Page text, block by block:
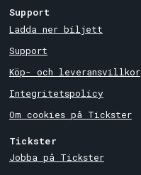
Support
Ladda ner biljett
Support
Köp- och leveransvillkor
Integritetspolicy
Om cookies på Tickster
Tickster
Jobba på Tickster